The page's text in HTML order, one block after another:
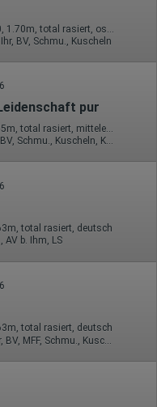
diese Daten im Auftrag
der Nutzer wird von
über den
dies bedeutet, dass alle
Ausnahmefällen wird die
in den USA
Browser des Nutzers
Daten von Google
sind folgende:
ons
oder
auf weitere Seiten des
BV, Schmu., Kuscheln
pur
25 Jahre, 80D, KF 36, 1.65m, total rasiert, mitteleuropäisch
ZK, 69, GF6, Franz b. Ihr, BV, Schmu., Kuscheln, Körperküs.
total rasiert, deutsch
AV b. Ihm, LS
total rasiert, deutsch